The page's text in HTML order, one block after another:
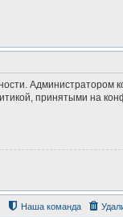
Администратором
принятыми на
Наша команда